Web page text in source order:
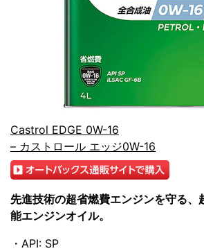
Castrol EDGE 0W-16
– カストロール エッジ0W-16
先進技術の超省燃費エンジンを守る、
能エンジンオイル。
・API: SP